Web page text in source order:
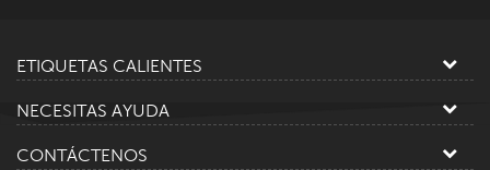
ETIQUETAS CALIENTES
NECESITAS AYUDA
CONTÁCTENOS